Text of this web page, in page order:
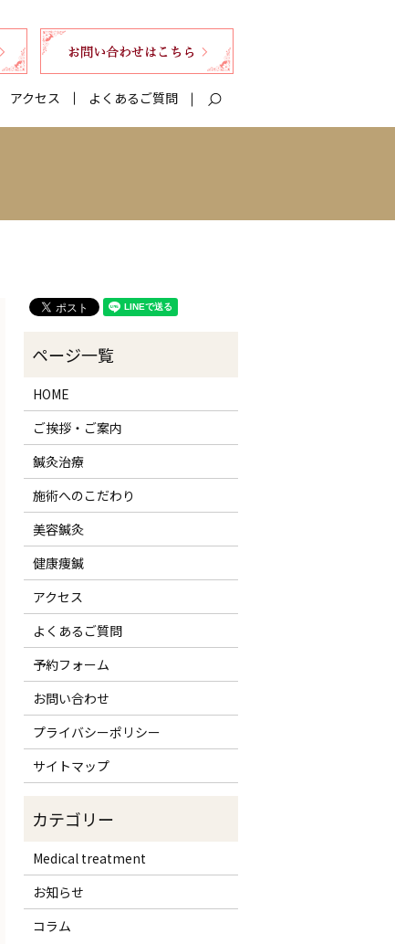
アクセス よくあるご質問 search
HOME
ご挨拶・ご案内
鍼灸治療
施術へのこだわり
美容鍼灸
健康痩鍼
アクセス
よくあるご質問
予約フォーム
お問い合わせ
プライバシーポリシー
サイトマップ
Medical treatment
お知らせ
コラム